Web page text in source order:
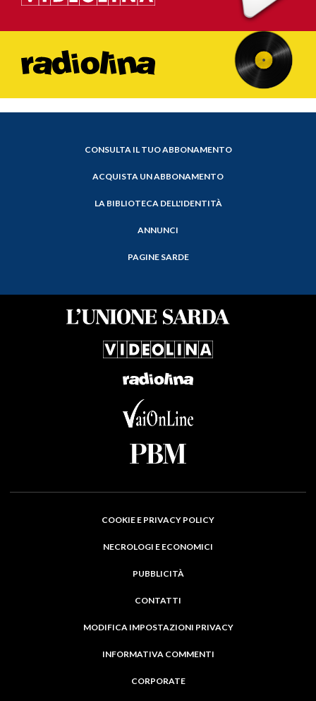
CONSULTA IL TUO ABBONAMENTO
ACQUISTA UN ABBONAMENTO
LA BIBLIOTECA DELL'IDENTITÀ
ANNUNCI
PAGINE SARDE
COOKIE E PRIVACY POLICY
NECROLOGI E ECONOMICI
PUBBLICITÀ
CONTATTI
MODIFICA IMPOSTAZIONI PRIVACY
INFORMATIVA COMMENTI
CORPORATE